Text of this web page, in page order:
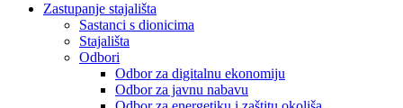
Zastupanje stajališta
Sastanci s dionicima
Stajališta
Odbori
Odbor za digitalnu ekonomiju
Odbor za javnu nabavu